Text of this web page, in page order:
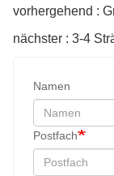
nächster : 3-4
Namen
Postfach